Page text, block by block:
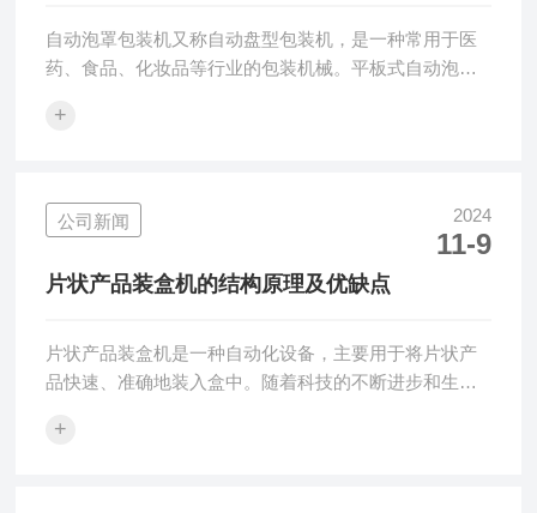
自动泡罩包装机又称自动盘型包装机，是一种常用于医
药、食品、化妆品等行业的包装机械。平板式自动泡罩
平板式结构，具有操作简单、易于维护等特点。平板式
片材，例如PVC片材、PET片材等。在开始加工前需要
将卷材放入材料卷片材的装置中，并拉紧条形材料。2、
填充当材料进入填充装置时，通过填充杆进行加热和加
压，将材料塑形为泡罩的形状。在本步骤中，...
+
公司新闻 2024
11-9
片状产品装盒机的结构原理及优缺点
片状产品装盒机是一种自动化设备，主要用于将片状产
品快速、准确地装入盒中。随着科技的不断进步和生产
等领域得到了广泛的应用。本文将对片状产品装盒机的
+